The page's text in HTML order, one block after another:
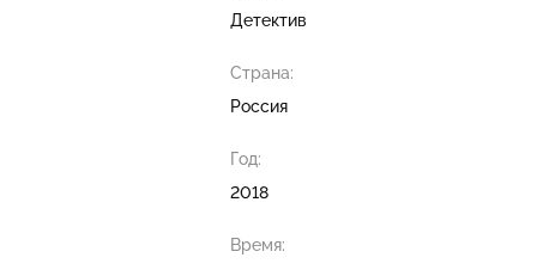
Детектив
Страна:
Россия
Год:
2018
Время: